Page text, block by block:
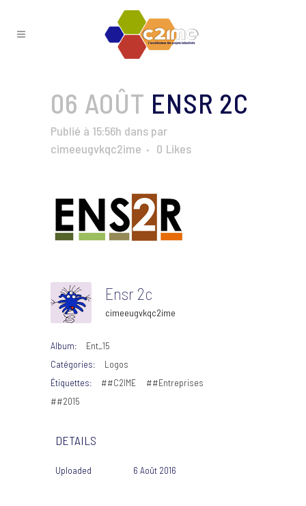
06 AOÛT ENSR 2C
Publié à 15:56h dans par
cimeeugvkqc2ime
0 Likes
Ensr 2c
cimeeugvkqc2ime
Album:
Ent_15
Catégories:
Logos
Étiquettes:
##C2IME
##Entreprises
##2015
DETAILS
Uploaded 6 Août 2016